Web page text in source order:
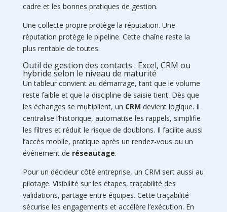
cadre et les bonnes pratiques de gestion.
Une collecte propre protège la réputation. Une
réputation protège le pipeline. Cette chaîne reste la
plus rentable de toutes.
Outil de gestion des contacts : Excel, CRM ou
hybride selon le niveau de maturité
Un tableur convient au démarrage, tant que le volume
reste faible et que la discipline de saisie tient. Dès que
les échanges se multiplient, un CRM devient logique. Il
centralise l’historique, automatise les rappels, simplifie
les filtres et réduit le risque de doublons. Il facilite aussi
l’accès mobile, pratique après un rendez-vous ou un
événement de réseautage.
Pour un décideur côté entreprise, un CRM sert aussi au
pilotage. Visibilité sur les étapes, traçabilité des
validations, partage entre équipes. Cette traçabilité
sécurise les engagements et accélère l’exécution. En